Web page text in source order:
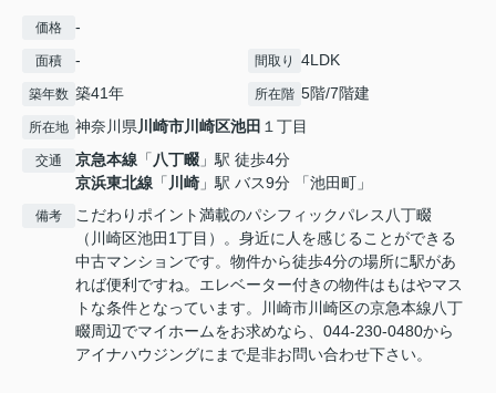
価格 -
面積 - 間取り 4LDK
築年数 築41年 所在階 5階/7階建
所在地 神奈川県川崎市川崎区池田 １丁目
交通 京急本線 「八丁畷 」駅 徒歩4分
京浜東北線 「 川崎 」駅 バス9分 「池田町」
備考
こだわりポイント満載のパシフィックパレス八丁畷
（川崎区池田1丁目）。身近に人を感じることができる
中古マンションです。物件から徒歩4分の場所に駅があ
れば便利ですね。エレベーター付きの物件はもはやマス
トな条件となっています。川崎市川崎区の京急本線八丁
畷周辺でマイホームをお求めなら、044-230-0480から
アイナハウジングにまで是非お問い合わせ下さい。